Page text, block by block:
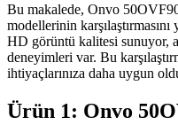
Bu makalede, Onvo
modellerinin
HD görüntü kalitesi sunuyor,
deneyimleri var. Bu
ihtiyaçlarınıza daha uygun
Ürün 1: Onvo